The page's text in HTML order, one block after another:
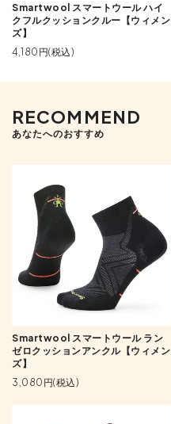
Smartwool スマートウール ハイ
クフルクッションクルー【ウィメン
ズ】
4,180円(税込)
RECOMMEND
あなたへのおすすめ
Smartwool スマートウール ラン
ゼロクッションアンクル【ウィメン
ズ】
3,080円(税込)